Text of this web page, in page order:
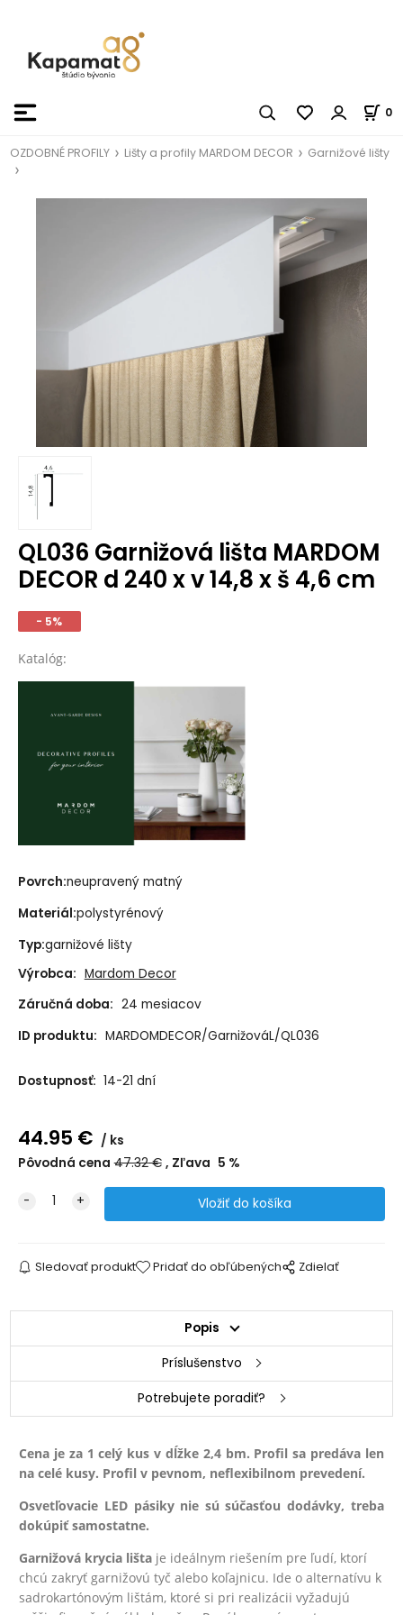
0
OZDOBNÉ PROFILY Lišty a profily MARDOM DECOR Garnižové lišty
QL036 Garnižová lišta MARDOM
DECOR d 240 x v 14,8 x š 4,6 cm
- 5%
Katalóg:
Povrch:neupravený matný
Materiál:polystyrénový
Typ:garnižové lišty
Výrobca: Mardom Decor
Záručná doba: 24 mesiacov
ID produktu: MARDOMDECOR/GarnižováL/QL036
Dostupnosť: 14-21 dní
44.95 €
ks
Pôvodná cena 47.32€ Zľava 5 %
Sledovať produkt Pridať do obľúbených Zdielať
Popis
Príslušenstvo
Potrebujete poradiť?
Cena je za 1 celý kus v dĺžke 2,4 bm. Profil sa predáva len
na celé kusy. Profil v pevnom, neflexibilnom prevedení.
Osvetľovacie LED pásiky nie sú súčasťou dodávky, treba
dokúpiť samostatne.
Garnižová krycia lišta je ideálnym riešením pre ľudí, ktorí
chcú zakryť garnižovú tyč alebo koľajnicu. Ide o alternatívu k
sadrokartónovým lištám, ktoré si pri realizácii vyžadujú